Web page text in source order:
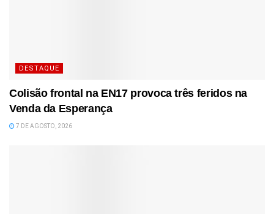
DESTAQUE
Colisão frontal na EN17 provoca três feridos na
Venda da Esperança
7 DE AGOSTO, 2026